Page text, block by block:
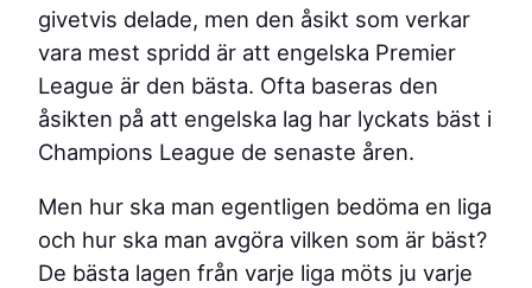
givetvis delade, men den åsikt som verkar
vara mest spridd är att engelska Premier
League är den bästa. Ofta baseras den
åsikten på att engelska lag har lyckats bäst i
Champions League de senaste åren.
Men hur ska man egentligen bedöma en liga
och hur ska man avgöra vilken som är bäst?
De bästa lagen från varje liga möts ju varje